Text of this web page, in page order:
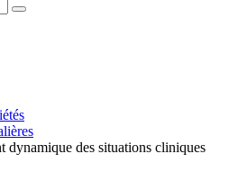
dynamique des situations cliniques